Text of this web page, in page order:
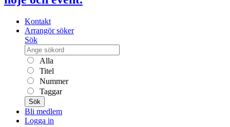
Kontakt
Arrangör söker
Sök
Alla
Titel
Nummer
Taggar
Sök
Bli medlem
Logga in